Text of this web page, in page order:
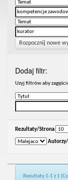
Rozpocznij nowe
Dodaj filtr:
Uzyj filtrów aby
Rezultaty/Strona
Rezultaty 1-1 z 1